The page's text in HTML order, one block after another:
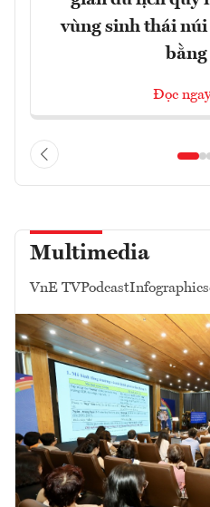
vùng sinh thái núi
bằng
Đọc
Multimedia
VnE TVPodcastInfographics